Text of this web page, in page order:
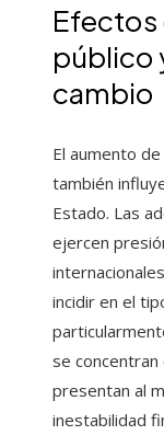
Efectos
público
cambio
El aumento
también
Estado. Las
ejercen
incidir en el
se
presentan al
inestabilidad